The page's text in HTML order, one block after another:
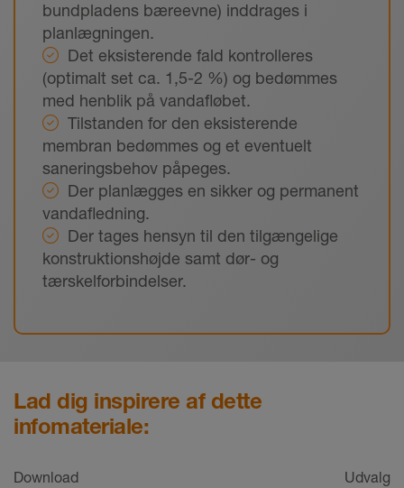
bundpladens bæreevne) inddrages i
planlægningen.
Det eksisterende fald kontrolleres
(optimalt set ca. 1,5-2 %) og bedømmes
med henblik på vandafløbet.
Tilstanden for den eksisterende
membran bedømmes og et eventuelt
saneringsbehov påpeges.
Der planlægges en sikker og permanent
vandafledning.
Der tages hensyn til den tilgængelige
konstruktionshøjde samt dør- og
tærskelforbindelser.
Lad dig inspirere af dette
infomateriale:
Download
Udvalg